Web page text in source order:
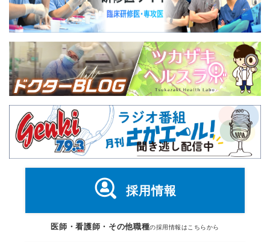
採用情報
医師・看護師・その他職種の採用情報はこちらから